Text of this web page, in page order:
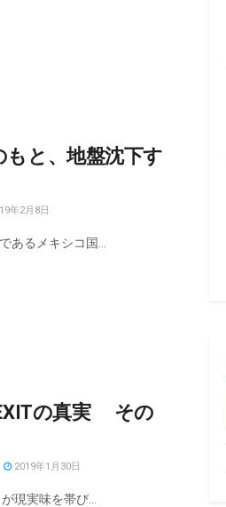
もと、地盤沈下す
年2月8日
あるメキシコ国...
の真実 その
2019年1月30日
現実味を帯び...